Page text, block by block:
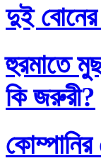
দুই বোনের
হুরমাতে
কি জরুরী?